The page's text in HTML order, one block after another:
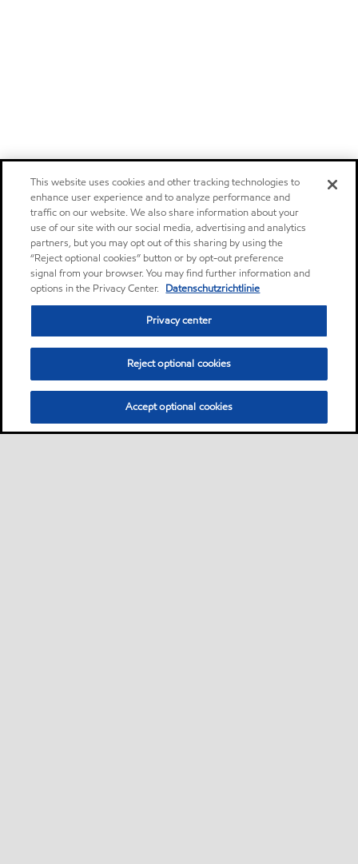
This website uses cookies and other tracking technologies to
enhance user experience and to analyze performance and
traffic on our website. We also share information about your
use of our site with our social media, advertising and analytics
partners, but you may opt out of this sharing by using the
“Reject optional cookies” button or by opt-out preference
signal from your browser. You may find further information and
options in the Privacy Center. Datenschutzrichtlinie
Privacy center
Reject optional cookies
Accept optional cookies